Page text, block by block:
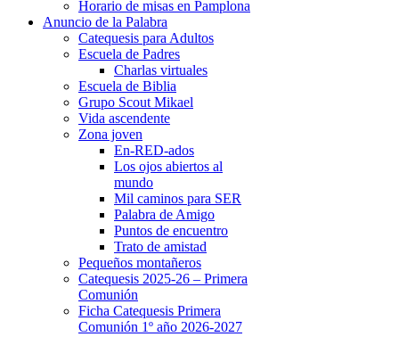
Horario de misas en Pamplona
Anuncio de la Palabra
Catequesis para Adultos
Escuela de Padres
Charlas virtuales
Escuela de Biblia
Grupo Scout Mikael
Vida ascendente
Zona joven
En-RED-ados
Los ojos abiertos al
mundo
Mil caminos para SER
Palabra de Amigo
Puntos de encuentro
Trato de amistad
Pequeños montañeros
Catequesis 2025-26 – Primera
Comunión
Ficha Catequesis Primera
Comunión 1º año 2026-2027